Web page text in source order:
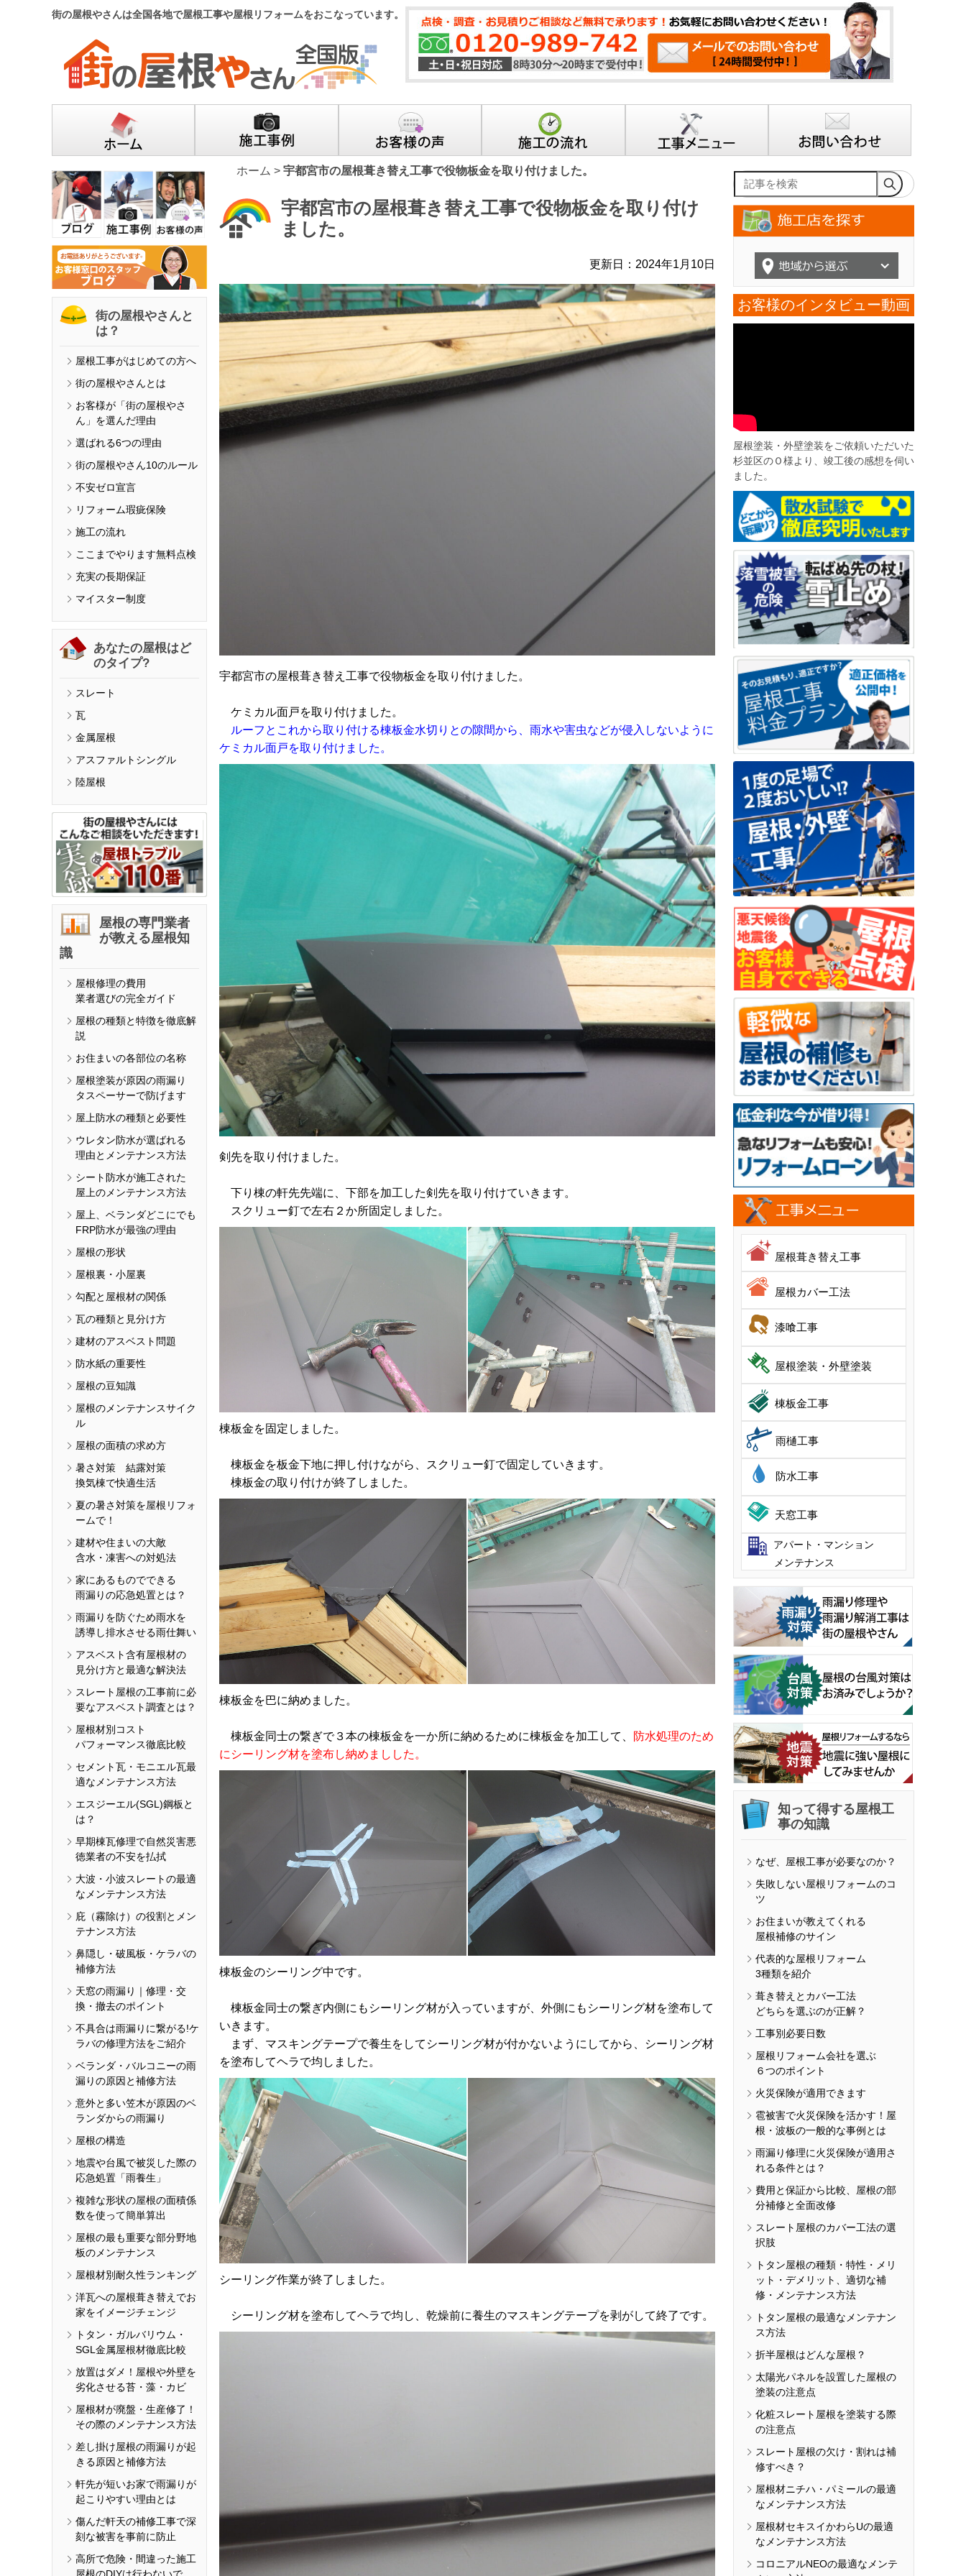
街の屋根やさんは全国各地で屋根工事や屋根リフォームをおこなっています。
街の屋根やさんと
は？
屋根工事がはじめての方へ
街の屋根やさんとは
お客様が「街の屋根やさ
ん」を選んだ理由
選ばれる6つの理由
街の屋根やさん10のルール
不安ゼロ宣言
リフォーム瑕疵保険
施工の流れ
ここまでやります無料点検
充実の長期保証
マイスター制度
あなたの屋根はど
のタイプ?
スレート
瓦
金属屋根
アスファルトシングル
陸屋根
屋根の専門業者
が教える屋根知
識
屋根修理の費用
業者選びの完全ガイド
屋根の種類と特徴を徹底解
説
お住まいの各部位の名称
屋根塗装が原因の雨漏り
タスペーサーで防げます
屋上防水の種類と必要性
ウレタン防水が選ばれる
理由とメンテナンス方法
シート防水が施工された
屋上のメンテナンス方法
屋上、ベランダどこにでも
FRP防水が最強の理由
屋根の形状
屋根裏・小屋裏
勾配と屋根材の関係
瓦の種類と見分け方
建材のアスベスト問題
防水紙の重要性
屋根の豆知識
屋根のメンテナンスサイク
ル
屋根の面積の求め方
暑さ対策 結露対策
換気棟で快適生活
夏の暑さ対策を屋根リフォ
ームで！
建材や住まいの大敵
含水・凍害への対処法
家にあるものでできる
雨漏りの応急処置とは？
雨漏りを防ぐため雨水を
誘導し排水させる雨仕舞い
アスベスト含有屋根材の
見分け方と最適な解決法
スレート屋根の工事前に必
要なアスベスト調査とは？
屋根材別コスト
パフォーマンス徹底比較
セメント瓦・モニエル瓦最
適なメンテナンス方法
エスジーエル(SGL)鋼板と
は？
早期棟瓦修理で自然災害悪
徳業者の不安を払拭
大波・小波スレートの最適
なメンテナンス方法
庇（霧除け）の役割とメン
テナンス方法
鼻隠し・破風板・ケラバの
補修方法
天窓の雨漏り｜修理・交
換・撤去のポイント
不具合は雨漏りに繋がる!ケ
ラバの修理方法をご紹介
ベランダ・バルコニーの雨
漏りの原因と補修方法
意外と多い笠木が原因のベ
ランダからの雨漏り
屋根の構造
地震や台風で被災した際の
応急処置「雨養生」
複雑な形状の屋根の面積係
数を使って簡単算出
屋根の最も重要な部分野地
板のメンテナンス
屋根材別耐久性ランキング
洋瓦への屋根葺き替えでお
家をイメージチェンジ
トタン・ガルバリウム・
SGL金属屋根材徹底比較
放置はダメ！屋根や外壁を
劣化させる苔・藻・カビ
屋根材が廃盤・生産修了！
その際のメンテナンス方法
差し掛け屋根の雨漏りが起
きる原因と補修方法
軒先が短いお家で雨漏りが
起こりやすい理由とは
傷んだ軒天の補修工事で深
刻な被害を事前に防止
高所で危険・間違った施工
屋根のDIYは行わないで
ホーム > 宇都宮市の屋根葺き替え工事で役物板金を取り付けました。
宇都宮市の屋根葺き替え工事で役物板金を取り付け
ました。
更新日：2024年1月10日
宇都宮市の屋根葺き替え工事で役物板金を取り付けました。
ケミカル面戸を取り付けました。
ルーフとこれから取り付ける棟板金水切りとの隙間から、雨水や害虫などが侵入しないように
ケミカル面戸を取り付けました。
剣先を取り付けました。
下り棟の軒先先端に、下部を加工した剣先を取り付けていきます。
スクリュー釘で左右２か所固定しました。
棟板金を固定しました。
棟板金を板金下地に押し付けながら、スクリュー釘で固定していきます。
棟板金の取り付けが終了しました。
棟板金を巴に納めました。
棟板金同士の繋ぎで３本の棟板金を一か所に納めるために棟板金を加工して、
防水処理のため
にシーリング材を塗布し納めましした。
棟板金のシーリング中です。
棟板金同士の繋ぎ内側にもシーリング材が入っていますが、外側にもシーリング材を塗布して
いきます。
まず、マスキングテープで養生をしてシーリング材が付かないようにしてから、シーリング材
を塗布してヘラで均しました。
シーリング作業が終了しました。
シーリング材を塗布してヘラで均し、乾燥前に養生のマスキングテープを剥がして終了です。
記事を検索
お客様のインタビュー動画
屋根塗装・外壁塗装をご依頼いただいた
杉並区のＯ様より、竣工後の感想を伺い
ました。
屋根葺き替え工事
屋根カバー工法
漆喰工事
屋根塗装・外壁塗装
棟板金工事
雨樋工事
防水工事
天窓工事
アパート・マンション
メンテナンス
知って得する屋根工
事の知識
なぜ、屋根工事が必要なのか？
失敗しない屋根リフォームのコ
ツ
お住まいが教えてくれる
屋根補修のサイン
代表的な屋根リフォーム
3種類を紹介
葺き替えとカバー工法
どちらを選ぶのが正解？
工事別必要日数
屋根リフォーム会社を選ぶ
６つのポイント
火災保険が適用できます
雹被害で火災保険を活かす！屋
根・波板の一般的な事例とは
雨漏り修理に火災保険が適用さ
れる条件とは？
費用と保証から比較、屋根の部
分補修と全面改修
スレート屋根のカバー工法の選
択肢
トタン屋根の種類・特性・メリ
ット・デメリット、適切な補
修・メンテナンス方法
トタン屋根の最適なメンテナン
ス方法
折半屋根はどんな屋根？
太陽光パネルを設置した屋根の
塗装の注意点
化粧スレート屋根を塗装する際
の注意点
スレート屋根の欠け・割れは補
修すべき？
屋根材ニチハ・パミールの最適
なメンテナンス方法
屋根材セキスイかわらUの最適
なメンテナンス方法
コロニアルNEOの最適なメンテ